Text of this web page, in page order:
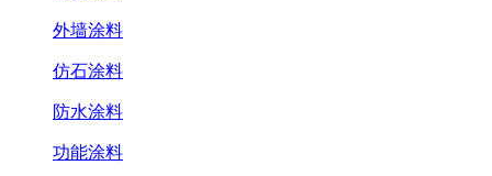
外墙涂料
仿石涂料
防水涂料
功能涂料